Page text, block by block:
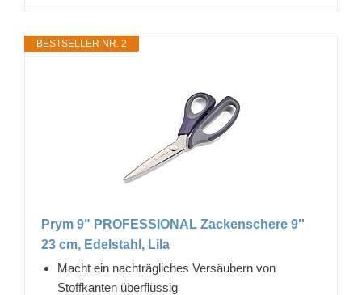
BESTSELLER NR. 2
Prym 9" PROFESSIONAL Zackenschere 9''
23 cm, Edelstahl, Lila
Macht ein nachträgliches Versäubern von
Stoffkanten überflüssig